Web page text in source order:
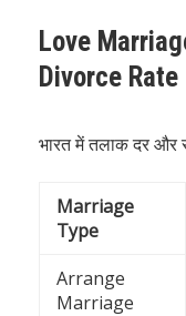
Love
Divorce Rate
भारत में तलाक दर और
Marriage
Type
Arrange
Marriage